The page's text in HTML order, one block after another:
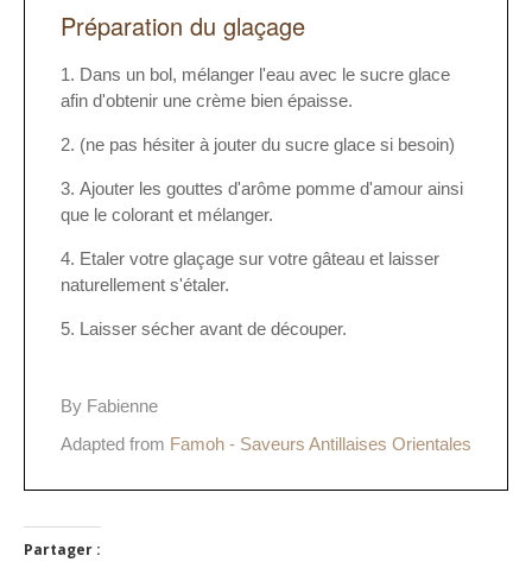
Préparation du glaçage
Dans un bol, mélanger l'eau avec le sucre glace
afin d'obtenir une crème bien épaisse.
(ne pas hésiter à jouter du sucre glace si besoin)
Ajouter les gouttes d'arôme pomme d'amour ainsi
que le colorant et mélanger.
Etaler votre glaçage sur votre gâteau et laisser
naturellement s'étaler.
Laisser sécher avant de découper.
By Fabienne
Adapted from Famoh - Saveurs Antillaises Orientales
Partager :